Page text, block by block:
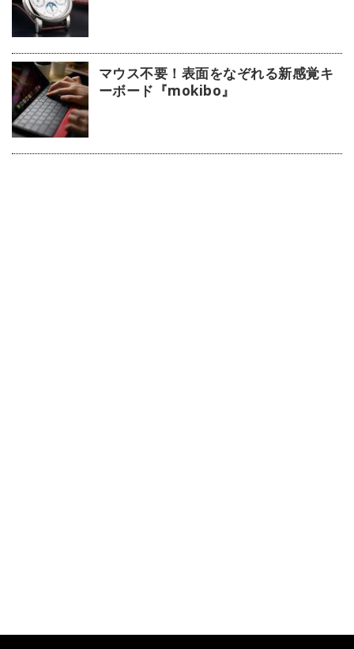
マウス不要！表面をなぞれる新感覚キ
ーボード『mokibo』